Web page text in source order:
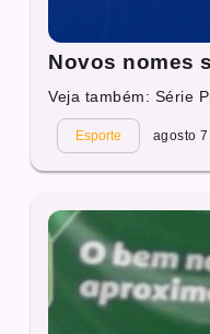
Novos nomes
Veja também: Série
Esporte agosto